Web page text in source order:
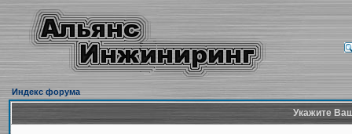
Индекс форума
Укажите